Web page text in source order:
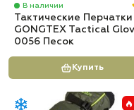
В наличии
Тактические Перчатки
GONGTEX Tactical
0056 Песок
Купить